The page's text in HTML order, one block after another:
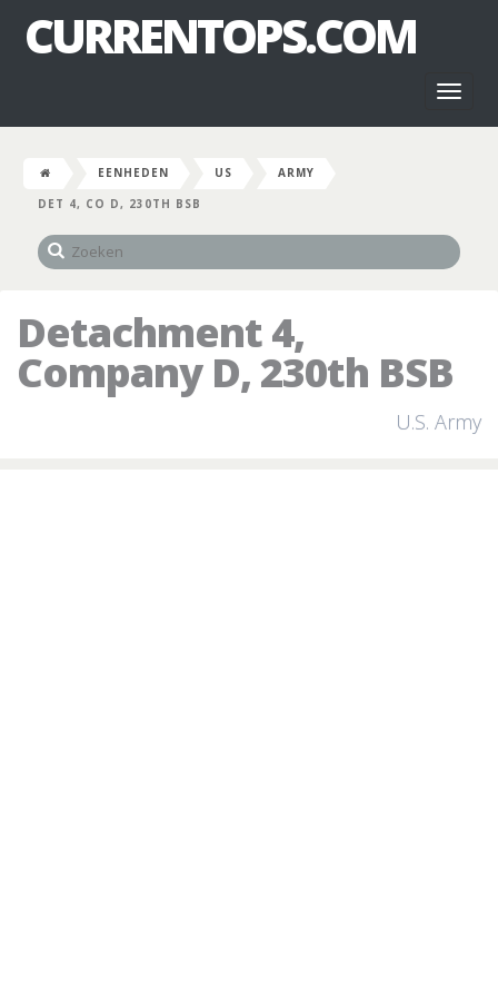
CURRENTOPS.COM
EENHEDEN US
ARMY
DET 4, CO D, 230TH BSB
Detachment 4,
Company D, 230th BSB
U.S. Army